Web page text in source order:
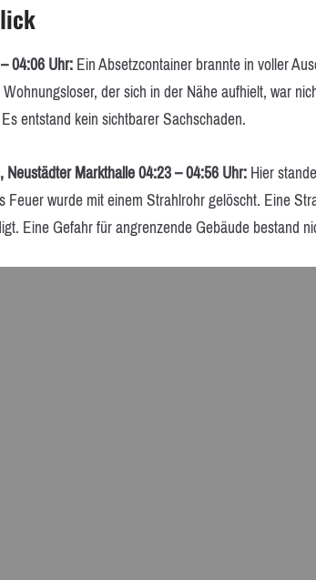
04:06 Uhr:Ein Absetzcontainer brannte in voller
der sich in der Nähe aufhielt, war
entstand kein sichtbarer Sachschaden.
Markthalle 04:23 – 04:56 Uhr:Hier
Feuer wurde mit einem Strahlrohr gelöscht. Eine
Eine Gefahr für angrenzende Gebäude bestand